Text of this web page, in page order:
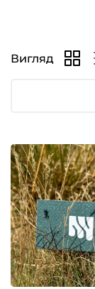
Вигляд